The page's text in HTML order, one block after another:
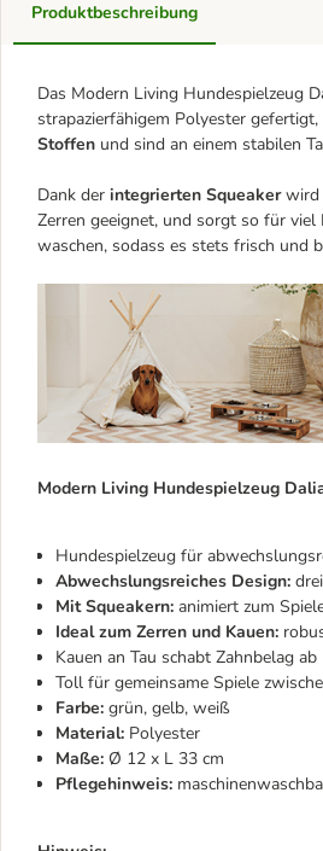
Produktbeschreibung
Das Modern Living Hundespielzeug
strapazierfähigem Polyester
Stoffen und sind an einem stabilen
Dank der integrierten Squeakerwird
Zerren geeignet, und sorgt so für viel
waschen, sodass es stets frisch und
Modern Living Hundespielzeug
Hundespielzeug für
Abwechslungsreiches Design:
Mit Squeakern: animiert zum
Ideal zum Zerren und Kauen:
Kauen an Tau schabt Zahnbelag
Toll für gemeinsame Spiele
Farbe: grün, gelb, weiß
Material: Polyester
Maße: Ø 12 x L 33 cm
Pflegehinweis: